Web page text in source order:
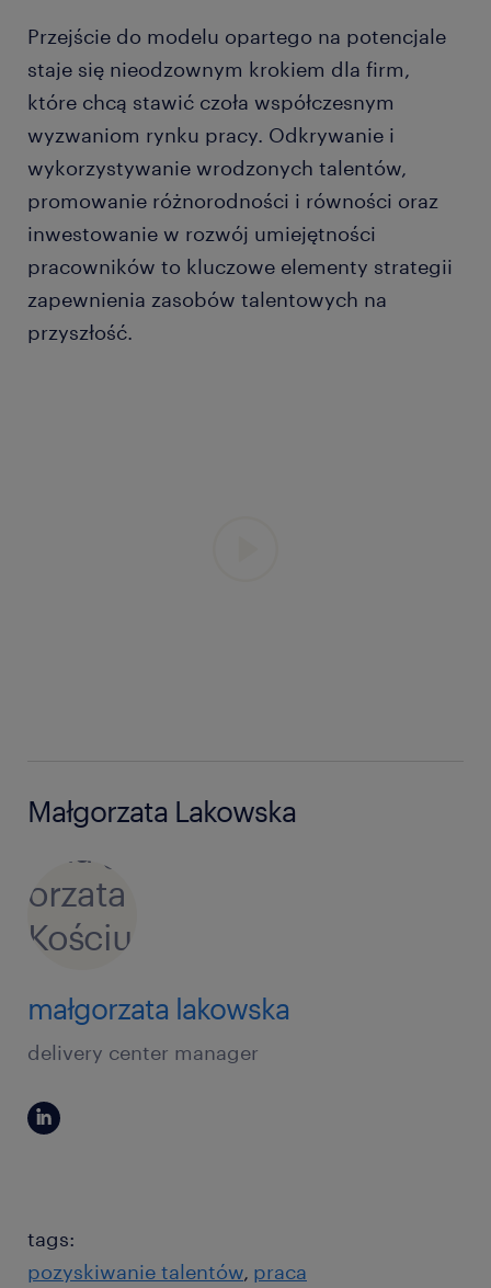
Przejście do modelu opartego na potencjale
staje się nieodzownym krokiem dla firm,
które chcą stawić czoła współczesnym
wyzwaniom rynku pracy. Odkrywanie i
wykorzystywanie wrodzonych talentów,
promowanie różnorodności i równości oraz
inwestowanie w rozwój umiejętności
pracowników to kluczowe elementy strategii
zapewnienia zasobów talentowych na
przyszłość.
Małgorzata Lakowska
małgorzata lakowska
delivery center manager
tags:
pozyskiwanie talentów praca